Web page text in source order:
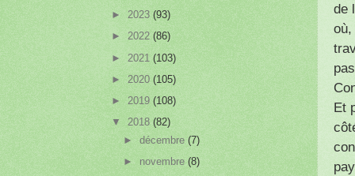
de
où,
Et
► 2023 (93)
► 2022 (86)
► 2021 (103)
► 2020 (105)
► 2019 (108)
▼ 2018 (82)
►décembre(7)
►novembre(8)